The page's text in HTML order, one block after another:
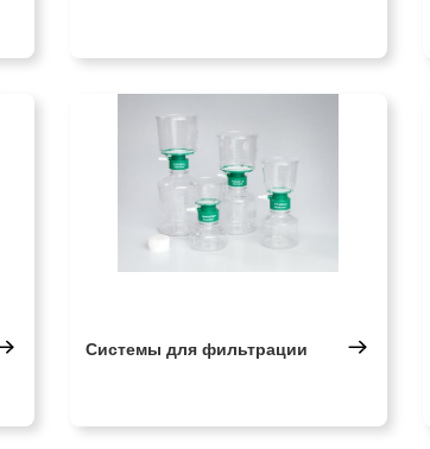
Системы для фильтрации